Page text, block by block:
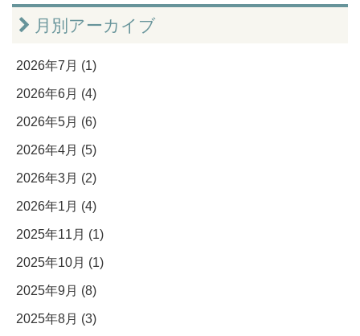
月別アーカイブ
2026年7月 (1)
2026年6月 (4)
2026年5月 (6)
2026年4月 (5)
2026年3月 (2)
2026年1月 (4)
2025年11月 (1)
2025年10月 (1)
2025年9月 (8)
2025年8月 (3)